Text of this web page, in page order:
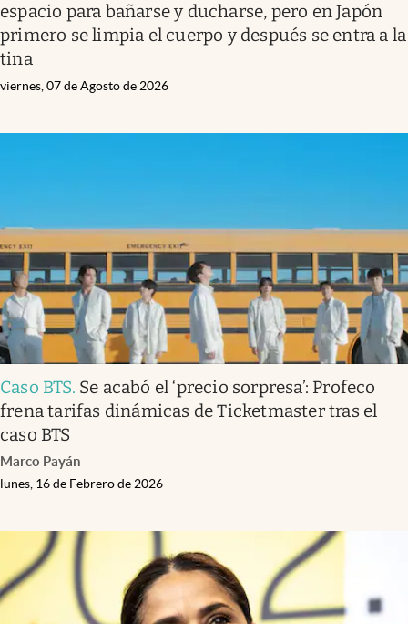
espacio para bañarse y ducharse, pero en Japón
primero se limpia el cuerpo y después se entra a la
tina
viernes, 07 de Agosto de 2026
Caso BTS. Se acabó el ‘precio sorpresa’: Profeco
frena tarifas dinámicas de Ticketmaster tras el
caso BTS
Marco Payán
lunes, 16 de Febrero de 2026